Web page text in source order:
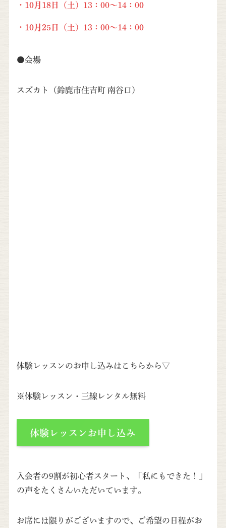
・10月18日（土） 13：00～14：00
・10月25日（土） 13：00～14：00
●会場
スズカト（鈴鹿市住吉町 南谷口）
体験レッスンのお申し込みはこちらから▽
※体験レッスン・三線レンタル無料
体験レッスンお申し込み
入会者の9割が初心者スタート、「私にもできた！」
の声をたくさんいただいています。
お席には限りがございますので、ご希望の日程がお